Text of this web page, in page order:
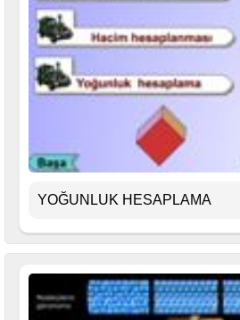
YOĞUNLUK HESAPLAMA